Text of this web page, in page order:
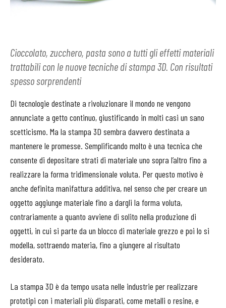
Cioccolato, zucchero, pasta sono a tutti gli effetti materiali
trattabili con le nuove tecniche di stampa 3D. Con risultati
spesso sorprendenti
Di tecnologie destinate a rivoluzionare il mondo ne vengono
annunciate a getto continuo, giustificando in molti casi un sano
scetticismo. Ma la stampa 3D sembra davvero destinata a
mantenere le promesse. Semplificando molto è una tecnica che
consente di depositare strati di materiale uno sopra l’altro fino a
realizzare la forma tridimensionale voluta. Per questo motivo è
anche definita manifattura additiva, nel senso che per creare un
oggetto aggiunge materiale fino a dargli la forma voluta,
contrariamente a quanto avviene di solito nella produzione di
oggetti, in cui si parte da un blocco di materiale grezzo e poi lo si
modella, sottraendo materia, fino a giungere al risultato
desiderato.
La stampa 3D è da tempo usata nelle industrie per realizzare
prototipi con i materiali più disparati, come metalli o resine, e